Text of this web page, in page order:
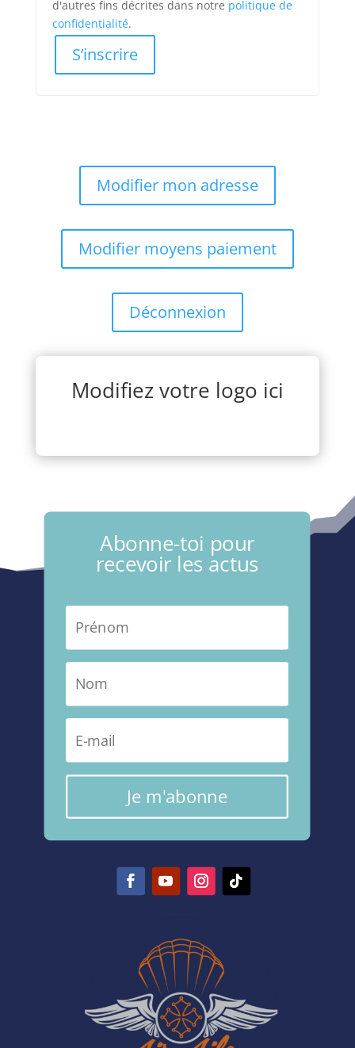
d'autres fins décrites dans notre politique de
confidentialité.
S’inscrire
Modifier mon adresse
Modifier moyens paiement
Déconnexion
Modifiez votre logo ici
Abonne-toi pour
recevoir les actus
Je m'abonne